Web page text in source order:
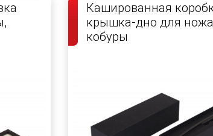
Кашированная
крышка-дно для
кобуры